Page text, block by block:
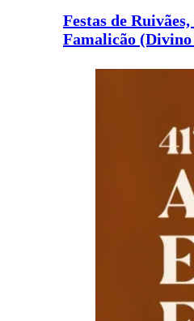
Festas de
Famalicão